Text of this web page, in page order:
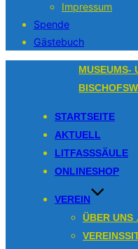
Impressum
Spende
Gästebuch
MUSEUMS-
STARTSEITE
AKTUELL
LITFASSSÄULE
ONLINESHOP
VEREIN
ÜBER